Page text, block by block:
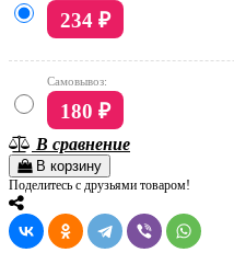
234 ₽
Самовывоз:
180 ₽
В сравнение
В корзину
Поделитесь с друзьями товаром!